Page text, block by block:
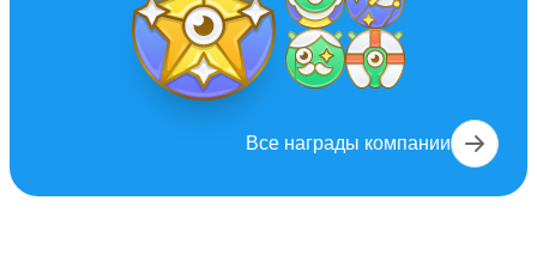
Все награды компании